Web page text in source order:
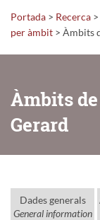
Portada > Recerca >
per àmbit > Àmbits
Àmbits
Gerard
Dades generals
General information